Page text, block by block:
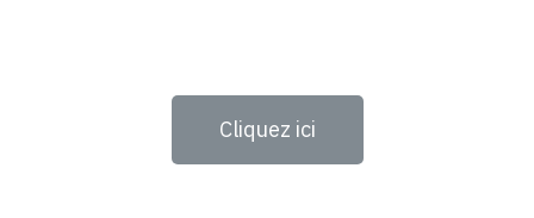
Cliquez ici